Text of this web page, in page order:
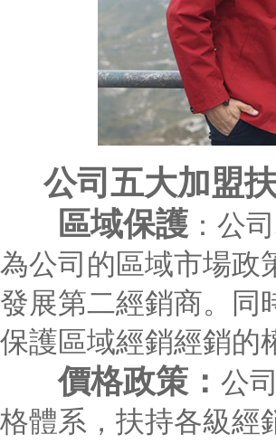
公司五大加盟
區域保護：公
為公司的區域市場政
發展第二經銷商。同
保護區域經銷經銷的
價格政策： 公
格體系，扶持各級經